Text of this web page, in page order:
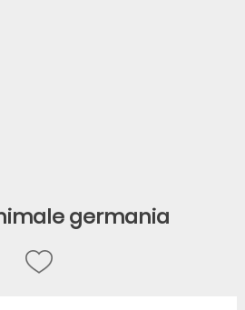
germania